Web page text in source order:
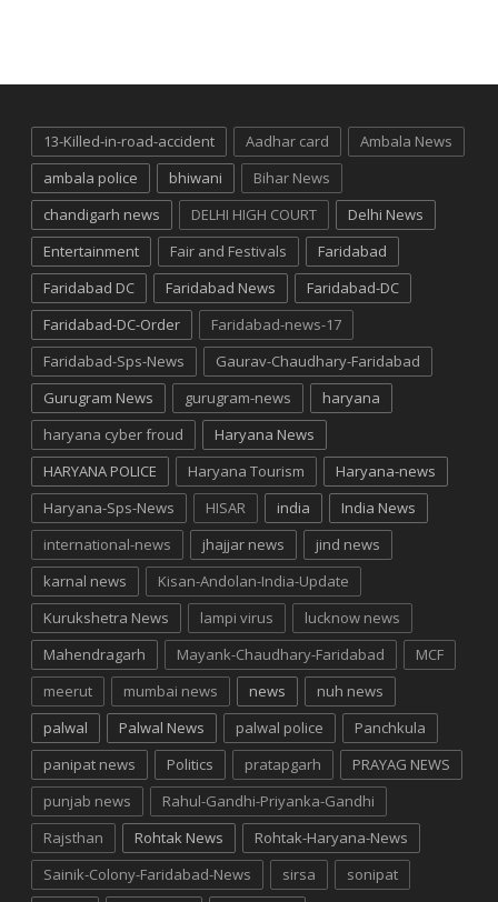
13-Killed-in-road-accident Aadhar card
Ambala News
ambala police
bhiwani
Bihar News
chandigarh news
DELHI HIGH COURT
Delhi News
Entertainment
Fair and Festivals
Faridabad
Faridabad DC
Faridabad News
Faridabad-DC
Faridabad-DC-Order
Faridabad-news-17
Faridabad-Sps-News
Gaurav-Chaudhary-Faridabad
Gurugram News
gurugram-news
haryana
haryana cyber froud
Haryana News
HARYANA POLICE
Haryana Tourism
Haryana-news
Haryana-Sps-News
HISAR india
India News
international-news
jhajjar news
jind news
karnal news
Kisan-Andolan-India-Update
Kurukshetra News
lampi virus
lucknow news
Mahendragarh
Mayank-Chaudhary-Faridabad
MCF
meerut
mumbai news news
nuh news
palwal
Palwal News palwal police
Panchkula
panipat news
Politics pratapgarh
PRAYAG NEWS
punjab news
Rahul-Gandhi-Priyanka-Gandhi
Rajsthan
Rohtak News
Rohtak-Haryana-News
Sainik-Colony-Faridabad-News
sirsa
sonipat